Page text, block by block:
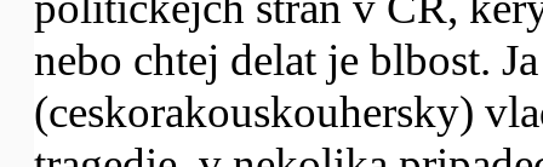
nebo chtej delat je blbost.
(ceskorakouskouhersky)